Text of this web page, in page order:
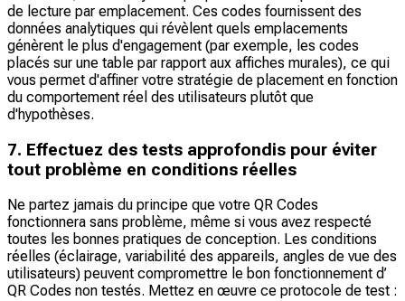
de lecture par emplacement. Ces codes fournissent des
données analytiques qui révèlent quels emplacements
génèrent le plus d'engagement (par exemple, les codes
placés sur une table par rapport aux affiches murales), ce qui
vous permet d'affiner votre stratégie de placement en fonction
du comportement réel des utilisateurs plutôt que
d'hypothèses.
7. Effectuez des tests approfondis pour éviter
tout problème en conditions réelles
Ne partez jamais du principe que votre QR Codes
fonctionnera sans problème, même si vous avez respecté
toutes les bonnes pratiques de conception. Les conditions
réelles (éclairage, variabilité des appareils, angles de vue des
utilisateurs) peuvent compromettre le bon fonctionnement d’
QR Codes non testés. Mettez en œuvre ce protocole de test :